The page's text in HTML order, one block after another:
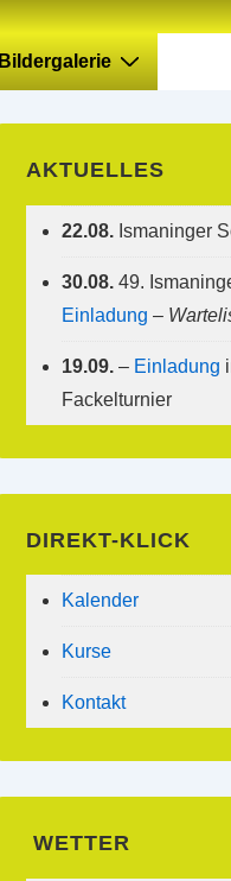
Bildergalerie
AKTUELLES
22.08. Ismaninger
30.08. 49.
Einladung –
19.09. – Einladung
Fackelturnier
DIREKT-KLICK
Kalender
Kurse
Kontakt
WETTER